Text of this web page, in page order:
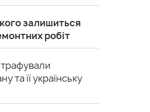
залишиться
робіт
та її українську